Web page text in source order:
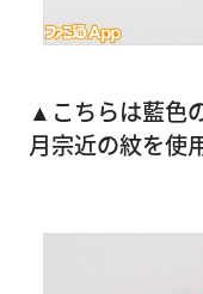
▲こちらは藍色
月宗近の紋を使